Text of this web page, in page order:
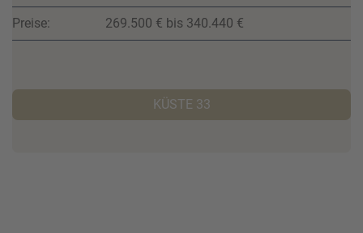
Preise: 269.500 € bis 340.440 €
KÜSTE 33